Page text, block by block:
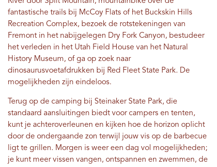
fantastische trails bij McCoy Flats of het Buckskin Hills
Recreation Complex, bezoek de rotstekeningen van
Fremont in het nabijgelegen Dry Fork Canyon, bestudeer
het verleden in het Utah Field House van het Natural
History Museum, of ga op zoek naar
dinosaurusvoetafdrukken bij Red Fleet State Park. De
mogelijkheden zijn eindeloos.
Terug op de camping bij Steinaker State Park, die
standaard aansluitingen biedt voor campers en tenten,
kunt je achteroverleunen en kijken hoe de horizon oplicht
door de ondergaande zon terwijl jouw vis op de barbecue
ligt te grillen. Morgen is weer een dag vol mogelijkheden;
je kunt meer vissen vangen, ontspannen en zwemmen, de